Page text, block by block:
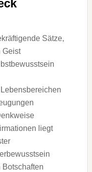
Sätze,
Geist
liegt
Botschaften